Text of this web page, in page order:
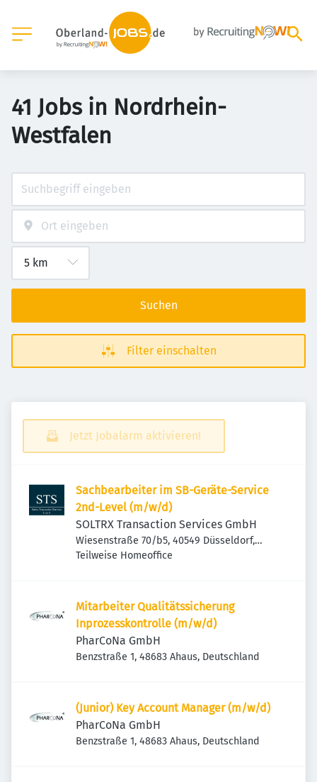
41 Jobs in Nordrhein-
Westfalen
Suchen
Filter einschalten
Jetzt Jobalarm aktivieren!
Sachbearbeiter im SB-Geräte-Service
2nd-Level (m/w/d)
SOLTRX Transaction Services GmbH
Wiesenstraße 70/b5, 40549 Düsseldorf,
Deutschland
Teilweise Homeoffice
Mitarbeiter Qualitätssicherung
Inprozesskontrolle (m/w/d)
PharCoNa GmbH
Benzstraße 1, 48683 Ahaus, Deutschland
(Junior) Key Account Manager (m/w/d)
PharCoNa GmbH
Benzstraße 1, 48683 Ahaus, Deutschland